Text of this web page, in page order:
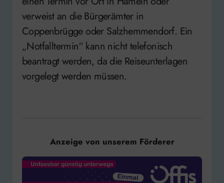
verweist an die Bürgerämter in
Coppenbrügge oder Salzhemmendorf. Ein
„Notfalltermin“ kann nicht telefonisch
beantragt werden, da die Reiseunterlagen
vorgelegt werden müssen.
Anzeige von unserem Förderer